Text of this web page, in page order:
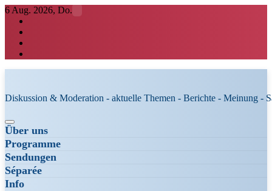
Zum
Inhalt
springen
6 Aug. 2026, Do.
Diskussion & Moderation - aktuelle Themen - Berichte - Meinung -
Über uns
Programme
Sendungen
Séparée
Info